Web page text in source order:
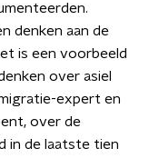
denken aan de
is een voorbeeld
over asiel
expert en
over de
in de laatste tien